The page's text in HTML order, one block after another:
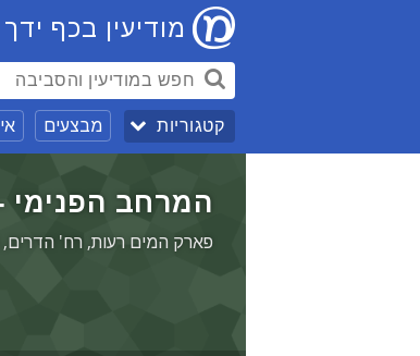
מודיעין בכף ידך
קטגוריות מבצעים
המרחב הפנימי
פארק המים רעות, רח' הדרים,